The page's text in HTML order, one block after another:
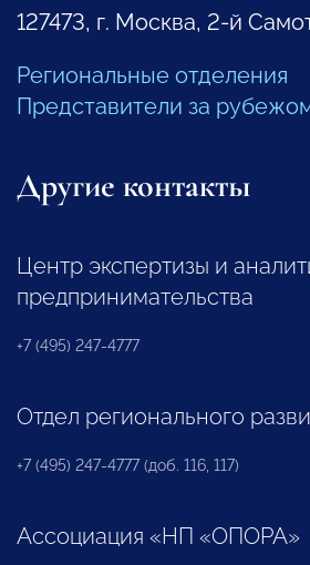
127473, г. Москва, 2-й
Региональные отделения
Представители за
Другие контакты
Центр экспертизы и
предпринимательства
+7 (495) 247-4777
Отдел регионального
+7 (495) 247-4777 (доб. 116, 117)
Ассоциация «НП «ОПОРА»